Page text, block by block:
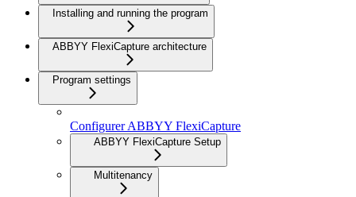
Installing and running the program
ABBYY FlexiCapture architecture
Program settings
Configurer ABBYY FlexiCapture
ABBYY FlexiCapture Setup
Multitenancy